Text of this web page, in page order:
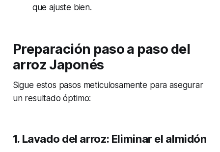
que ajuste bien.
Preparación paso a paso del
arroz Japonés
Sigue estos pasos meticulosamente para asegurar
un resultado óptimo:
1. Lavado del arroz: Eliminar el almidón